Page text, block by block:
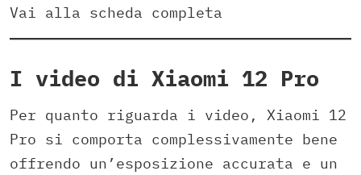
Vai alla scheda completa
I video di Xiaomi 12 Pro
Per quanto riguarda i video, Xiaomi 12
Pro si comporta complessivamente bene
offrendo un’esposizione accurata e un